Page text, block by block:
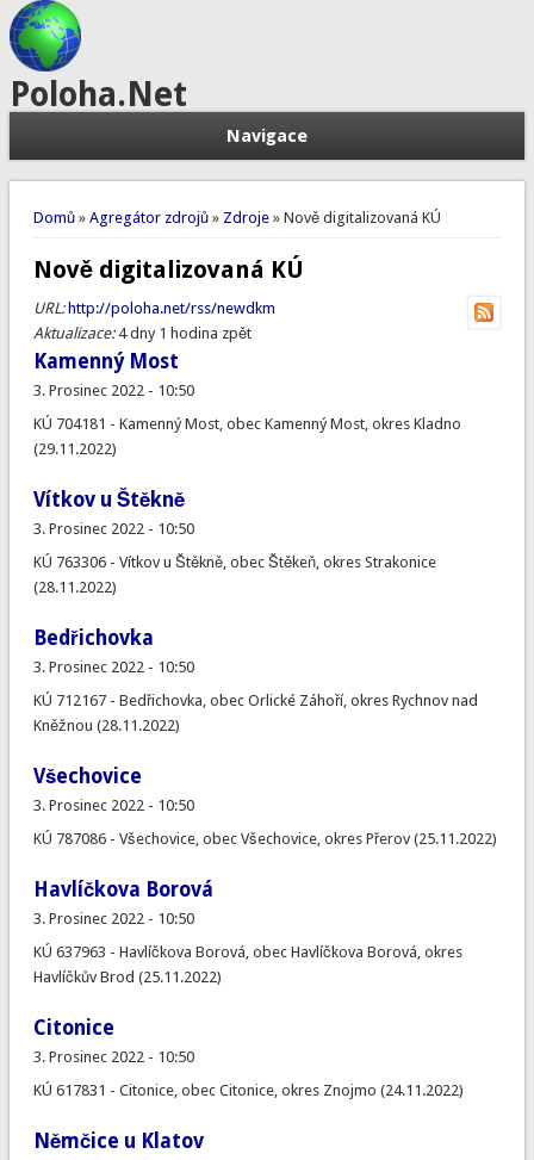
Poloha.Net
Navigace
Jste zde
Domů» Agregátor zdrojů» Zdroje» Nově digitalizovaná KÚ
Nově digitalizovaná KÚ
URL: http://poloha.net/rss/newdkm
Aktualizace:4 dny 1 hodina zpět
Kamenný Most
3. Prosinec 2022 - 10:50
KÚ 704181 - Kamenný Most, obec Kamenný Most, okres Kladno
(29.11.2022)
Vítkov u Štěkně
3. Prosinec 2022 - 10:50
KÚ 763306 - Vítkov u Štěkně, obec Štěkeň, okres Strakonice
(28.11.2022)
Bedřichovka
3. Prosinec 2022 - 10:50
KÚ 712167 - Bedřichovka, obec Orlické Záhoří, okres Rychnov nad
Kněžnou (28.11.2022)
Všechovice
3. Prosinec 2022 - 10:50
KÚ 787086 - Všechovice, obec Všechovice, okres Přerov (25.11.2022)
Havlíčkova Borová
3. Prosinec 2022 - 10:50
KÚ 637963 - Havlíčkova Borová, obec Havlíčkova Borová, okres
Havlíčkův Brod (25.11.2022)
Citonice
3. Prosinec 2022 - 10:50
KÚ 617831 - Citonice, obec Citonice, okres Znojmo (24.11.2022)
Němčice u Klatov